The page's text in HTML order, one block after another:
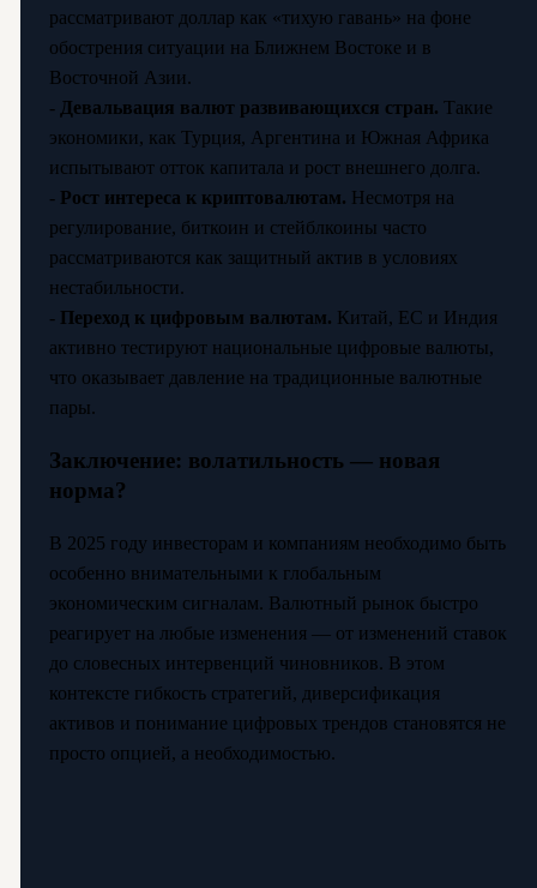
рассматривают доллар как «тихую гавань» на фоне
обострения ситуации на Ближнем Востоке и в
Восточной Азии.
- Девальвация валют развивающихся стран. Такие
экономики, как Турция, Аргентина и Южная Африка
испытывают отток капитала и рост внешнего долга.
- Рост интереса к криптовалютам. Несмотря на
регулирование, биткоин и стейблкоины часто
рассматриваются как защитный актив в условиях
нестабильности.
- Переход к цифровым валютам. Китай, ЕС и Индия
активно тестируют национальные цифровые валюты,
что оказывает давление на традиционные валютные
пары.
Заключение: волатильность — новая
норма?
В 2025 году инвесторам и компаниям необходимо быть
особенно внимательными к глобальным
экономическим сигналам. Валютный рынок быстро
реагирует на любые изменения — от изменений ставок
до словесных интервенций чиновников. В этом
контексте гибкость стратегий, диверсификация
активов и понимание цифровых трендов становятся не
просто опцией, а необходимостью.